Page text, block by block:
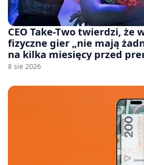
CEO Take-Two twierdzi, że
fizyczne gier „nie mają
na kilka miesięcy przed
8 sie 2026